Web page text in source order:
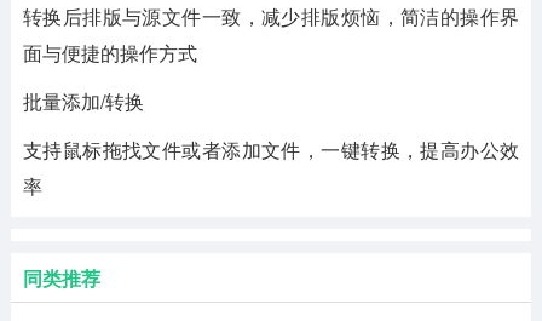
转换后排版与源文件一致，减少排版烦恼，简洁的操作界
面与便捷的操作方式
批量添加/转换
支持鼠标拖找文件或者添加文件，一键转换，提高办公效
率
同类推荐